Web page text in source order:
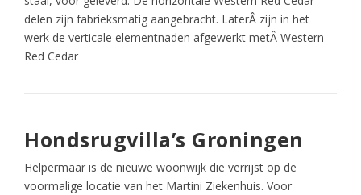
delen zijn fabrieksmatig aangebracht. LaterÂ zijn in het
werk de verticale elementnaden afgewerkt metÂ Western
Red Cedar
Hondsrugvilla’s Groningen
Helpermaar is de nieuwe woonwijk die verrijst op de
voormalige locatie van het Martini Ziekenhuis. Voor